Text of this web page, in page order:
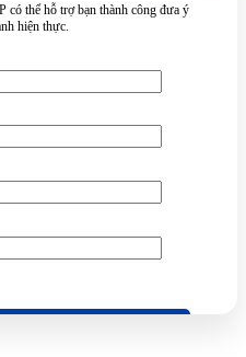
thể hỗ trợ bạn thành công đưa ý
hiện thực.